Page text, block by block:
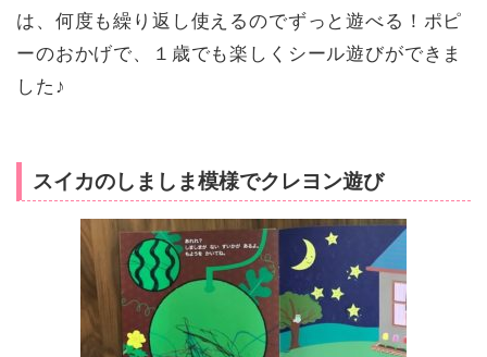
は、何度も繰り返し使えるのでずっと遊べる！ポピ
ーのおかげで、１歳でも楽しくシール遊びができま
した♪
スイカのしましま模様でクレヨン遊び